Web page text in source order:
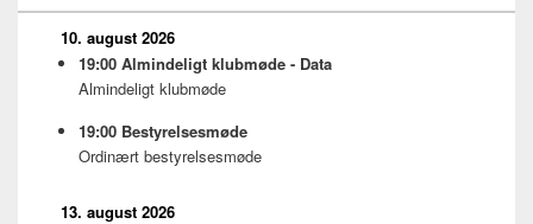
10. august 2026
19:00 Almindeligt klubmøde - Data
Almindeligt klubmøde
19:00 Bestyrelsesmøde
Ordinært bestyrelsesmøde
13. august 2026